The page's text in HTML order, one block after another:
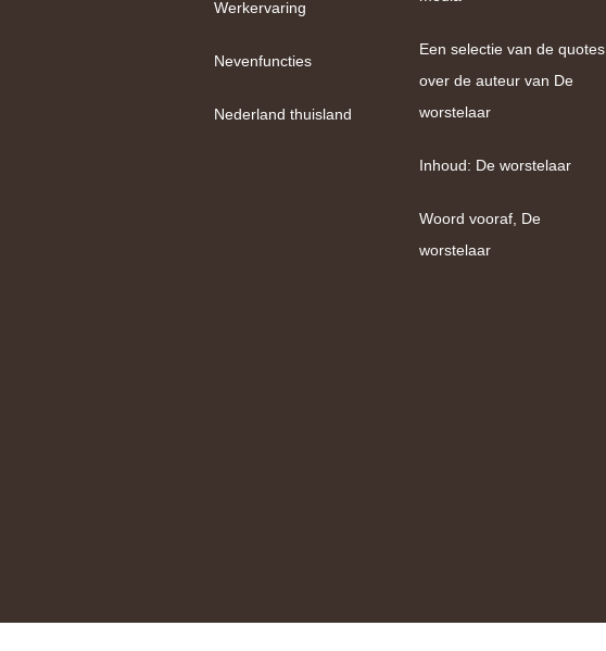
Werkervaring
Nevenfuncties
Nederland thuisland
Een selectie van de quotes
over de auteur van De
worstelaar
Inhoud: De worstelaar
Woord vooraf, De
worstelaar